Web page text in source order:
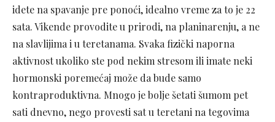
idete na spavanje pre ponoći, idealno vreme za to je 22
sata. Vikende provodite u prirodi, na planinarenju, a ne
na slavlijima i u teretanama. Svaka fizički naporna
aktivnost ukoliko ste pod nekim stresom ili imate neki
hormonski poremećaj može da bude samo
kontraproduktivna. Mnogo je bolje šetati šumom pet
sati dnevno, nego provesti sat u teretani na tegovima